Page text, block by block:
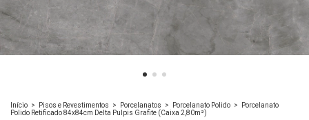
Início > Pisos e Revestimentos > Porcelanatos > Porcelanato Polido >
Porcelanato
Polido Retificado 84x84cm Delta Pulpis Grafite (Caixa 2,80m²)